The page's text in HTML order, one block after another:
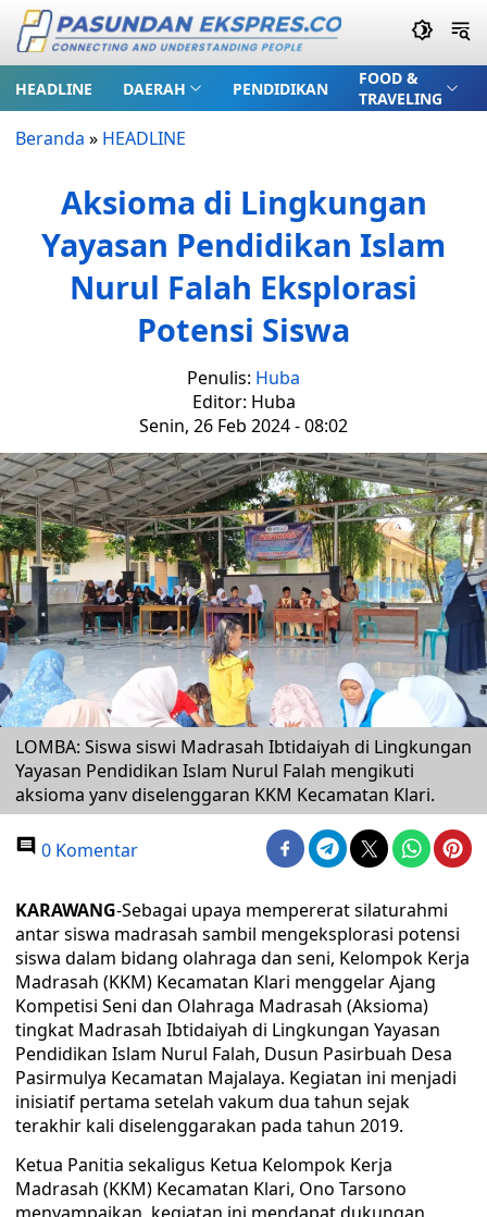
HEADLINE DAERAH PENDIDIKAN
FOOD &
TRAVELING
Beranda » HEADLINE
Aksioma di Lingkungan
Yayasan Pendidikan Islam
Nurul Falah Eksplorasi
Potensi Siswa
Penulis: Huba
Editor: Huba
Senin, 26 Feb 2024 - 08:02
LOMBA: Siswa siswi Madrasah Ibtidaiyah di Lingkungan
Yayasan Pendidikan Islam Nurul Falah mengikuti
aksioma yanv diselenggaran KKM Kecamatan Klari.
0 Komentar
KARAWANG-Sebagai upaya mempererat silaturahmi
antar siswa madrasah sambil mengeksplorasi potensi
siswa dalam bidang olahraga dan seni, Kelompok Kerja
Madrasah (KKM) Kecamatan Klari menggelar Ajang
Kompetisi Seni dan Olahraga Madrasah (Aksioma)
tingkat Madrasah Ibtidaiyah di Lingkungan Yayasan
Pendidikan Islam Nurul Falah, Dusun Pasirbuah Desa
Pasirmulya Kecamatan Majalaya. Kegiatan ini menjadi
inisiatif pertama setelah vakum dua tahun sejak
terakhir kali diselenggarakan pada tahun 2019.
Ketua Panitia sekaligus Ketua Kelompok Kerja
Madrasah (KKM) Kecamatan Klari, Ono Tarsono